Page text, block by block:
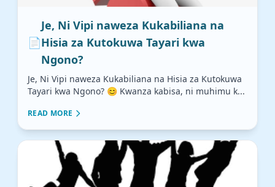
📄
Je, Ni Vipi naweza Kukabiliana na
Hisia za Kutokuwa Tayari kwa
Ngono?
Je, Ni Vipi naweza Kukabiliana na Hisia za Kutokuwa
Tayari kwa Ngono? 😊 Kwanza kabisa, ni muhimu k...
READ MORE